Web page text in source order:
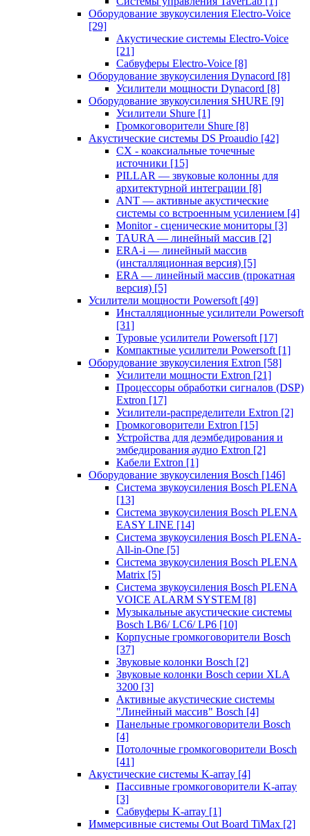
Оборудование звукоусиления Electro-Voice
[29]
Акустические системы Electro-Voice
[21]
Сабвуферы Electro-Voice [8]
Оборудование звукоусиления Dynacord [8]
Усилители мощности Dynacord [8]
Оборудование звукоусиления SHURE [9]
Усилители Shure [1]
Громкоговорители Shure [8]
Акустические системы DS Proaudio [42]
CX - коаксиальные точечные
источники [15]
PILLAR — звуковые колонны для
архитектурной интеграции [8]
ANT — активные акустические
системы со встроенным усилением [4]
Monitor - сценические мониторы [3]
TAURA — линейный массив [2]
ERA-i — линейный массив
(инсталляционная версия) [5]
ERA — линейный массив (прокатная
версия) [5]
Усилители мощности Powersoft [49]
Инсталляционные усилители Powersoft
[31]
Туровые усилители Powersoft [17]
Компактные усилители Powersoft [1]
Оборудование звукоусиления Extron [58]
Усилители мощности Extron [21]
Процессоры обработки сигналов (DSP)
Extron [17]
Усилители-распределители Extron [2]
Громкоговорители Extron [15]
Устройства для деэмбедирования и
эмбедирования аудио Extron [2]
Кабели Extron [1]
Оборудование звукоусиления Bosch [146]
Система звукоусиления Bosch PLENA
[13]
Система звукоусиления Bosch PLENA
EASY LINE [14]
Система звукоусиления Bosch PLENA-
All-in-One [5]
Система звукоусиления Bosch PLENA
Matrix [5]
Система звукоусиления Bosch PLENA
VOICE ALARM SYSTEM [8]
Музыкальные акустические системы
Bosch LB6/ LC6/ LP6 [10]
Корпусные громкоговорители Bosch
[37]
Звуковые колонки Bosch [2]
Звуковые колонки Bosch серии XLA
3200 [3]
Активные акустические системы
"Линейный массив" Bosch [4]
Панельные громкоговорители Bosch
[4]
Потолочные громкоговорители Bosch
[41]
Акустические системы K-array [4]
Пассивные громкоговорители K-array
[3]
Сабвуферы K-array [1]
Иммерсивные системы Out Board TiMax [2]